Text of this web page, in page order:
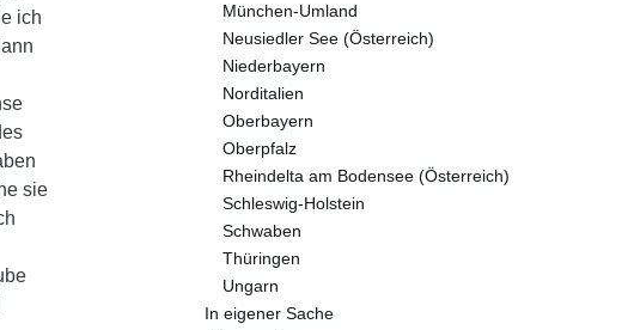
ich
sie
München-Umland
Neusiedler See (Österreich)
Niederbayern
Norditalien
Oberbayern
Oberpfalz
Rheindelta am Bodensee (Österreich)
Schleswig-Holstein
Schwaben
Thüringen
Ungarn
In eigener Sache